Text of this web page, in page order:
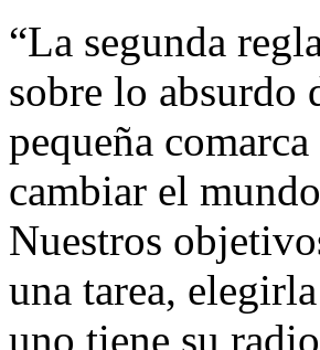
“La segunda
sobre lo absurdo
pequeña
cambiar el
Nuestros
una tarea,
uno tiene su